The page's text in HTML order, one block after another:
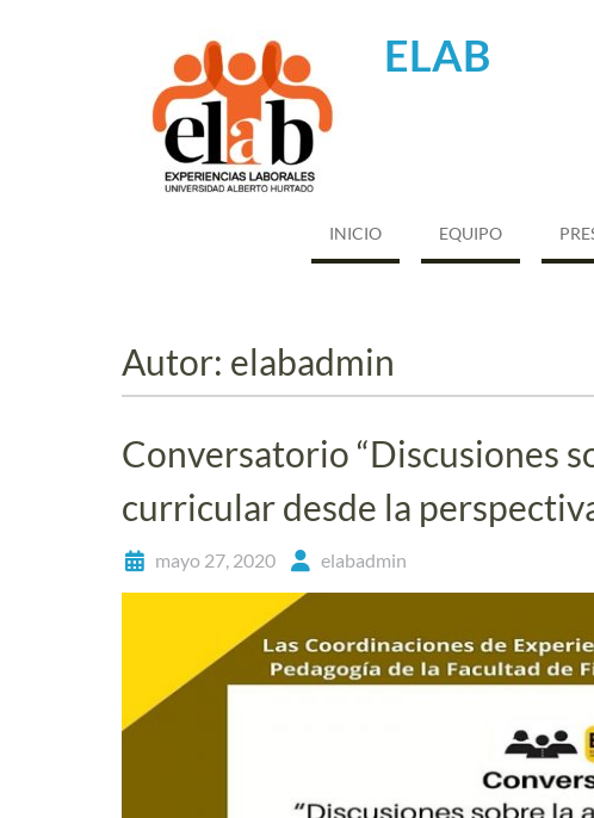
ELAB
INICIO EQUIPO
Autor: elabadmin
Conversatorio “Discusiones
curricular desde la
mayo 27, 2020 elabadmin